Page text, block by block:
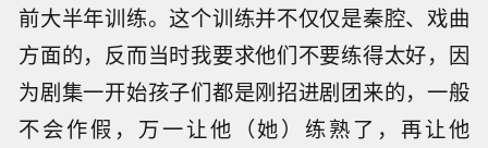
前大半年训练。这个训练并不仅仅是秦腔、戏曲
方面的，反而当时我要求他们不要练得太好，因
为剧集一开始孩子们都是刚招进剧团来的，一般
不会作假，万一让他（她）练熟了，再让他